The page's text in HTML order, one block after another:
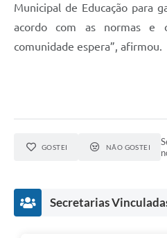
Municipal de Educação para
acordo com as normas e
comunidade espera”, afirmou.
GOSTEI NÃO GOSTEI
Secretarias